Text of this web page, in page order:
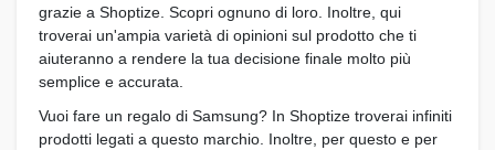
grazie a Shoptize. Scopri ognuno di loro. Inoltre, qui
troverai un'ampia varietà di opinioni sul prodotto che ti
aiuteranno a rendere la tua decisione finale molto più
semplice e accurata.
Vuoi fare un regalo di Samsung? In Shoptize troverai infiniti
prodotti legati a questo marchio. Inoltre, per questo e per